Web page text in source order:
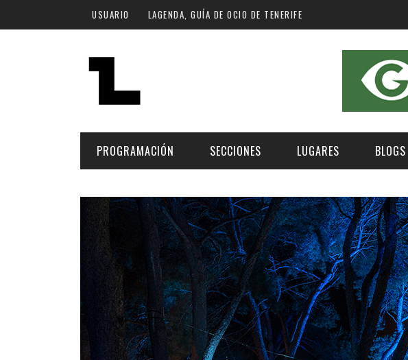
Pasar al contenido principal
USUARIO LAGENDA, GUÍA DE OCIO DE TENERIFE
PROGRAMACIÓN
FECHA
Hoy
Plan Finde
LUGAR
Norte
Sur
Santa Cruz | La Laguna
Islas
SECCIONES
MÚSICA
ESCÉNICAS
CULTURA
GASTRONOMÍA
INFANTIL
LUGARES
ARTE | MUSEOS
SALAS Y AUDITORIOS
ESPACIOS CULTURALES
NOCHE
LOCALES CON ACTUACIONES
COMERCIO
BLOGS